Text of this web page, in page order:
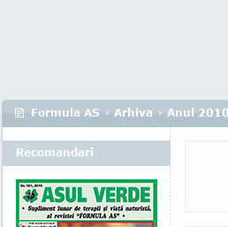
Formula AS › Arhiva › Anul 2010
Recomandari